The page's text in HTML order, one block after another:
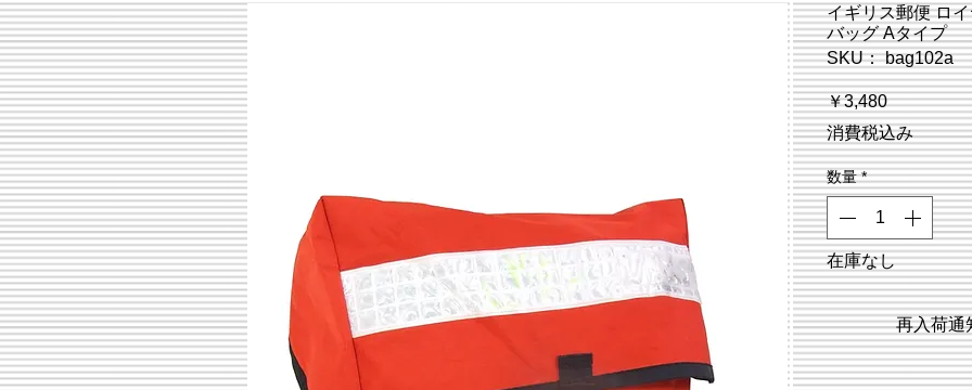
イギリス郵便 ロ
バッグ Aタイプ
SKU： bag102a
￥3,480価
格
消費税込み
数量 *
在庫なし
再入荷通